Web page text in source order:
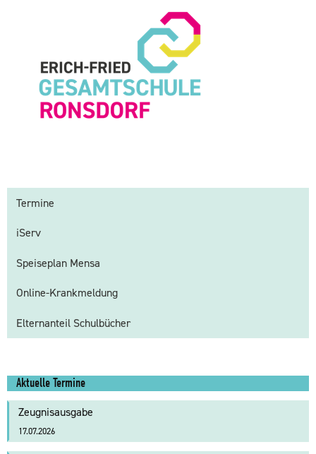
Termine
iServ
Speiseplan Mensa
Online-Krankmeldung
Elternanteil Schulbücher
Aktuelle Termine
Zeugnisausgabe
17.07.2026